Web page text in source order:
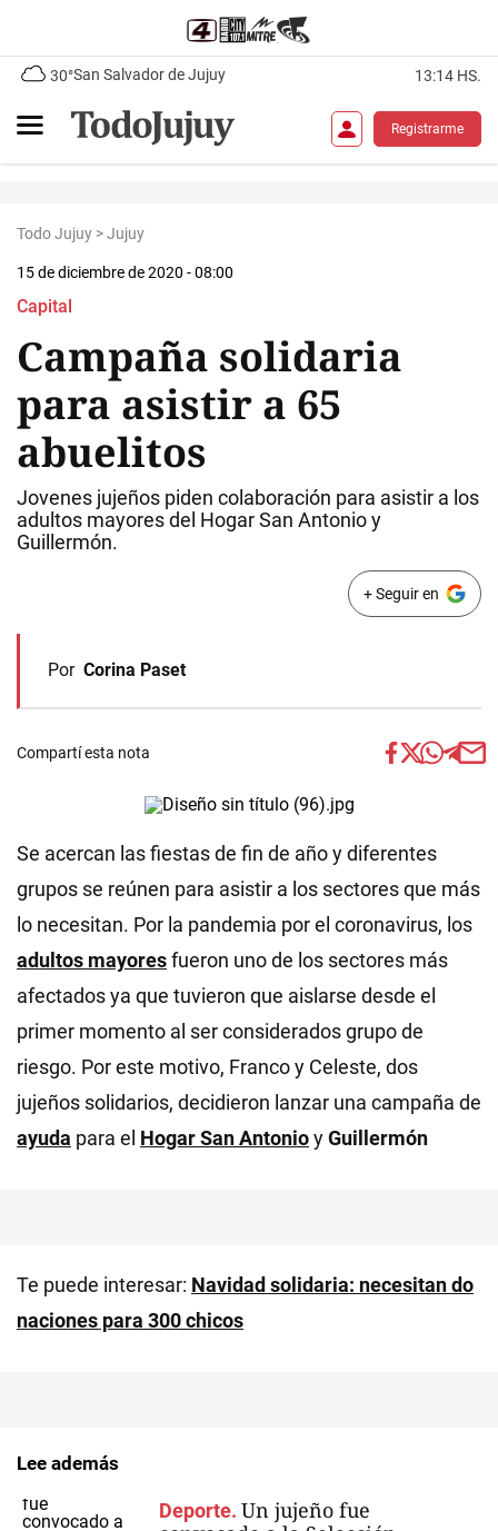
30°San Salvador de Jujuy 13:14 HS.
Registrarme
Todo Jujuy >Jujuy
15 de diciembre de 2020 - 08:00
Capital
Campaña solidaria
para asistir a 65
abuelitos
Jovenes jujeños piden colaboración para asistir a los
adultos mayores del Hogar San Antonio y
Guillermón.
+ Seguir en
Por Corina Paset
Compartí esta nota
Se acercan las fiestas de fin de año y diferentes
grupos se reúnen para asistir a los sectores que más
lo necesitan. Por la pandemia por el coronavirus, los
adultos mayoresfueron uno de los sectores más
afectados ya que tuvieron que aislarse desde el
primer momento al ser considerados grupo de
riesgo. Por este motivo, Franco y Celeste, dos
jujeños solidarios, decidieron lanzar una campaña de
ayuda para el Hogar San AntonioyGuillermón
Te puede interesar: Navidad solidaria: necesitan do
naciones para 300 chicos
Lee además
Deporte. Un jujeño fue